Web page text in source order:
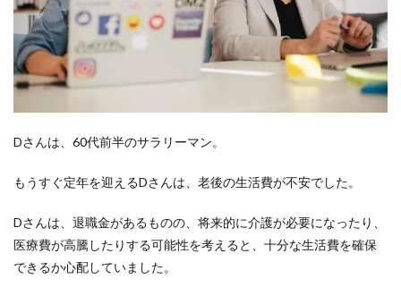
Dさんは、60代前半のサラリーマン。
もうすぐ定年を迎えるDさんは、老後の生活費が不安でした。
Dさんは、退職金があるものの、将来的に介護が必要になったり、
医療費が高騰したりする可能性を考えると、十分な生活費を確保
できるか心配していました。